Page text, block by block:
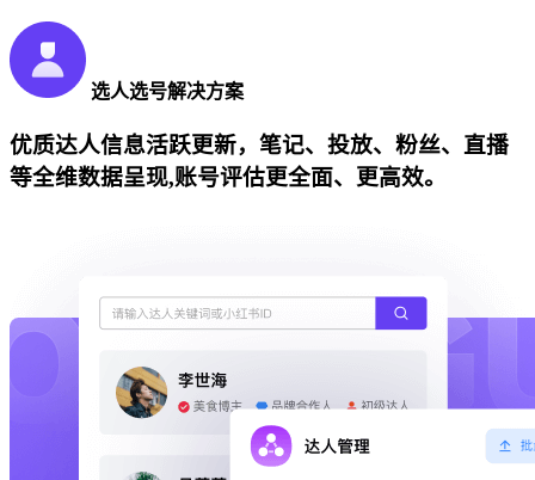
选人选号解决方案
优质达人信息活跃更新，笔记、投放、粉丝、直播
等全维数据呈现,账号评估更全面、更高效。